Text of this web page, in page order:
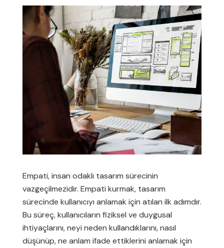
Empati, insan odaklı tasarım sürecinin
vazgeçilmezidir. Empati kurmak, tasarım
sürecinde kullanıcıyı anlamak için atılan ilk adımdır.
Bu süreç, kullanıcıların fiziksel ve duygusal
ihtiyaçlarını, neyi neden kullandıklarını, nasıl
düşünüp, ne anlam ifade ettiklerini anlamak için